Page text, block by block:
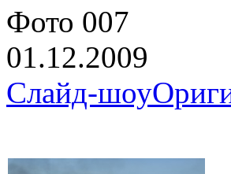
Фото 007
01.12.2009
Слайд-шоу